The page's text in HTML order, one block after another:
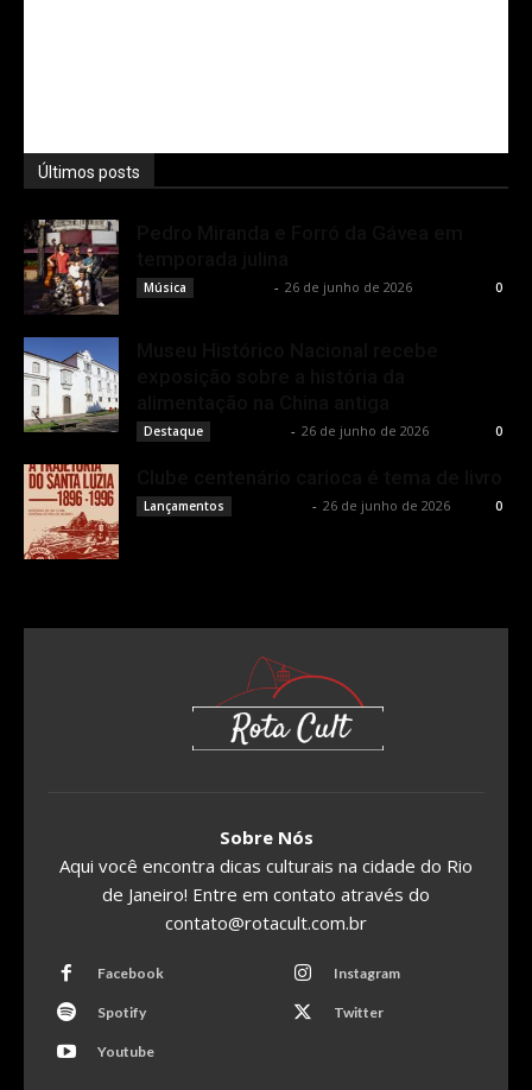
Últimos posts
Música - 26 de junho de 2026 0
Destaque - 26 de junho de 2026 0
Lançamentos - 26 de junho de 2026 0
Sobre Nós
Aqui você encontra dicas culturais na cidade do Rio
de Janeiro! Entre em contato através do
contato@rotacult.com.br
Facebook Instagram
Spotify Twitter
Youtube